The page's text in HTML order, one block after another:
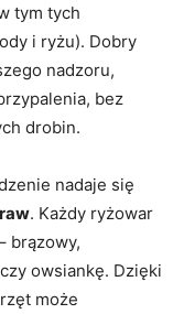
tym tych
i ryżu). Dobry
nadzoru,
bez
drobin.
nadaje się
. Każdy ryżowar
brązowy,
owsiankę. Dzięki
może